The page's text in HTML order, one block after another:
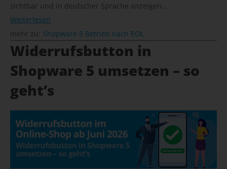
sichtbar und in deutscher Sprache anzeigen…
Weiterlesen
mehr zu: Shopware 5 Betrieb nach EOL
Widerrufsbutton in
Shopware 5 umsetzen – so
geht’s